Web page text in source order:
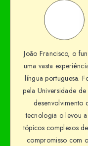
João Francisco, o
uma vasta
língua portuguesa.
pela Universidade
desenvolvimento
tecnologia o levou
tópicos complexos
compromisso com